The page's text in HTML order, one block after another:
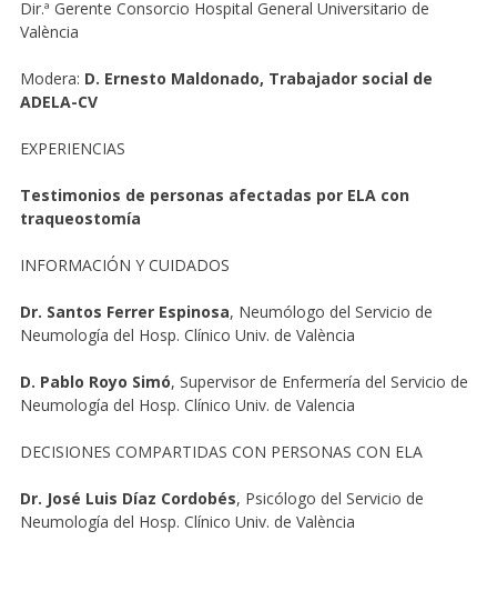
Dir.ª Gerente Consorcio Hospital General Universitario de
València
Modera: D. Ernesto Maldonado, Trabajador social de
ADELA-CV
EXPERIENCIAS
Testimonios de personas afectadas por ELA con
traqueostomía
INFORMACIÓN Y CUIDADOS
Dr. Santos Ferrer Espinosa, Neumólogo del Servicio de
Neumología del Hosp. Clínico Univ. de València
D. Pablo Royo Simó, Supervisor de Enfermería del Servicio de
Neumología del Hosp. Clínico Univ. de Valencia
DECISIONES COMPARTIDAS CON PERSONAS CON ELA
Dr. José Luis Díaz Cordobés, Psicólogo del Servicio de
Neumología del Hosp. Clínico Univ. de València